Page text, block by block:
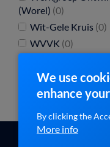
(Worel) (0)
Wit-Gele Kruis (0)
WVVK (0)
We use
enhance
By clicking the
More info